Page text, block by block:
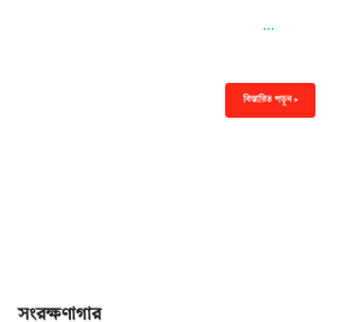
…
বিস্তারিত পড়ুন »
সংরক্ষণাগার